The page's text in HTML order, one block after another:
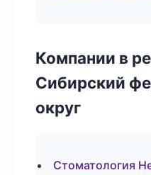
Компании в
Сибирский
округ
Стоматология